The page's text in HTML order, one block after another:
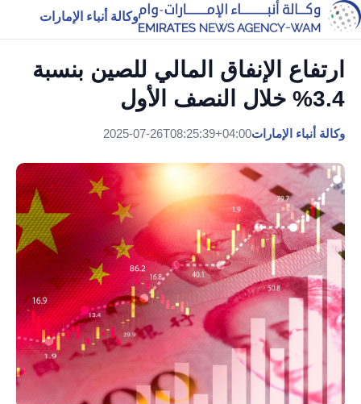
وكالة أنباء الإمارات
ارتفاع الإنفاق المالي للصين بنسبة
3.4% خلال النصف الأول
وكالة أنباء الإمارات2025-07-26T08:25:39+04:00